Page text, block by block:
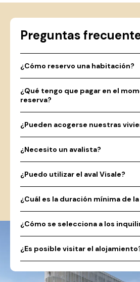
Preguntas
¿Cómo reservo una habitación?
¿Qué tengo que pagar en el
reserva?
¿Pueden acogerse nuestras
¿Necesito un avalista?
¿Puedo utilizar el aval Visale?
¿Cuál es la duración mínima de
¿Cómo se selecciona a los
¿Es posible visitar el